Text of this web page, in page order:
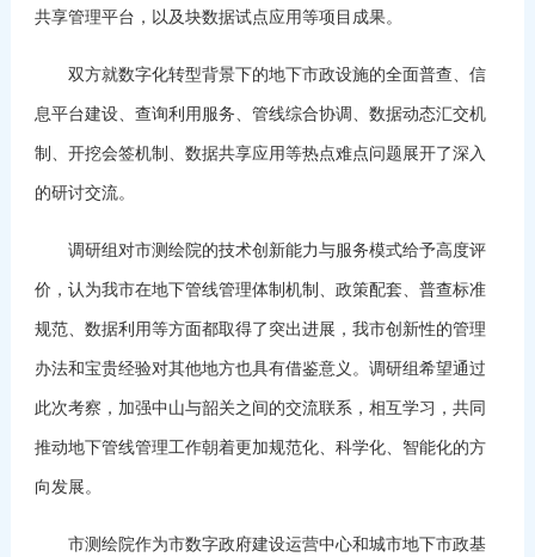
共享管理平台，以及块数据试点应用等项目成果。
双方就数字化转型背景下的地下市政设施的全面普查、信
息平台建设、查询利用服务、管线综合协调、数据动态汇交机
制、开挖会签机制、数据共享应用等热点难点问题展开了深入
的研讨交流。
调研组对市测绘院的技术创新能力与服务模式给予高度评
价，认为我市在地下管线管理体制机制、政策配套、普查标准
规范、数据利用等方面都取得了突出进展，我市创新性的管理
办法和宝贵经验对其他地方也具有借鉴意义。调研组希望通过
此次考察，加强中山与韶关之间的交流联系，相互学习，共同
推动地下管线管理工作朝着更加规范化、科学化、智能化的方
向发展。
市测绘院作为市数字政府建设运营中心和城市地下市政基